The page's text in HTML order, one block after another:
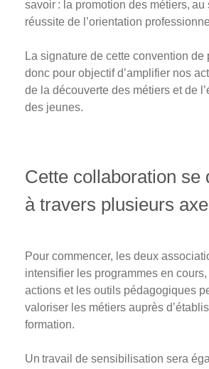
Actualités
Espace presse
Espace membres
savoir : la promotion des métiers, au
réussite de l’orientation
La signature de cette convention de
donc pour objectif d’amplifier nos
de la découverte des métiers et de
des jeunes.
Cette collaboration se
à travers plusieurs
Pour commencer, les deux
intensifier les programmes en
actions et les outils pédagogiques
valoriser les métiers auprès
formation.
Un travail de sensibilisation sera